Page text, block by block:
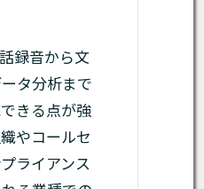
録音から文
タ分析まで
きる点が強
やコールセ
ライアンス